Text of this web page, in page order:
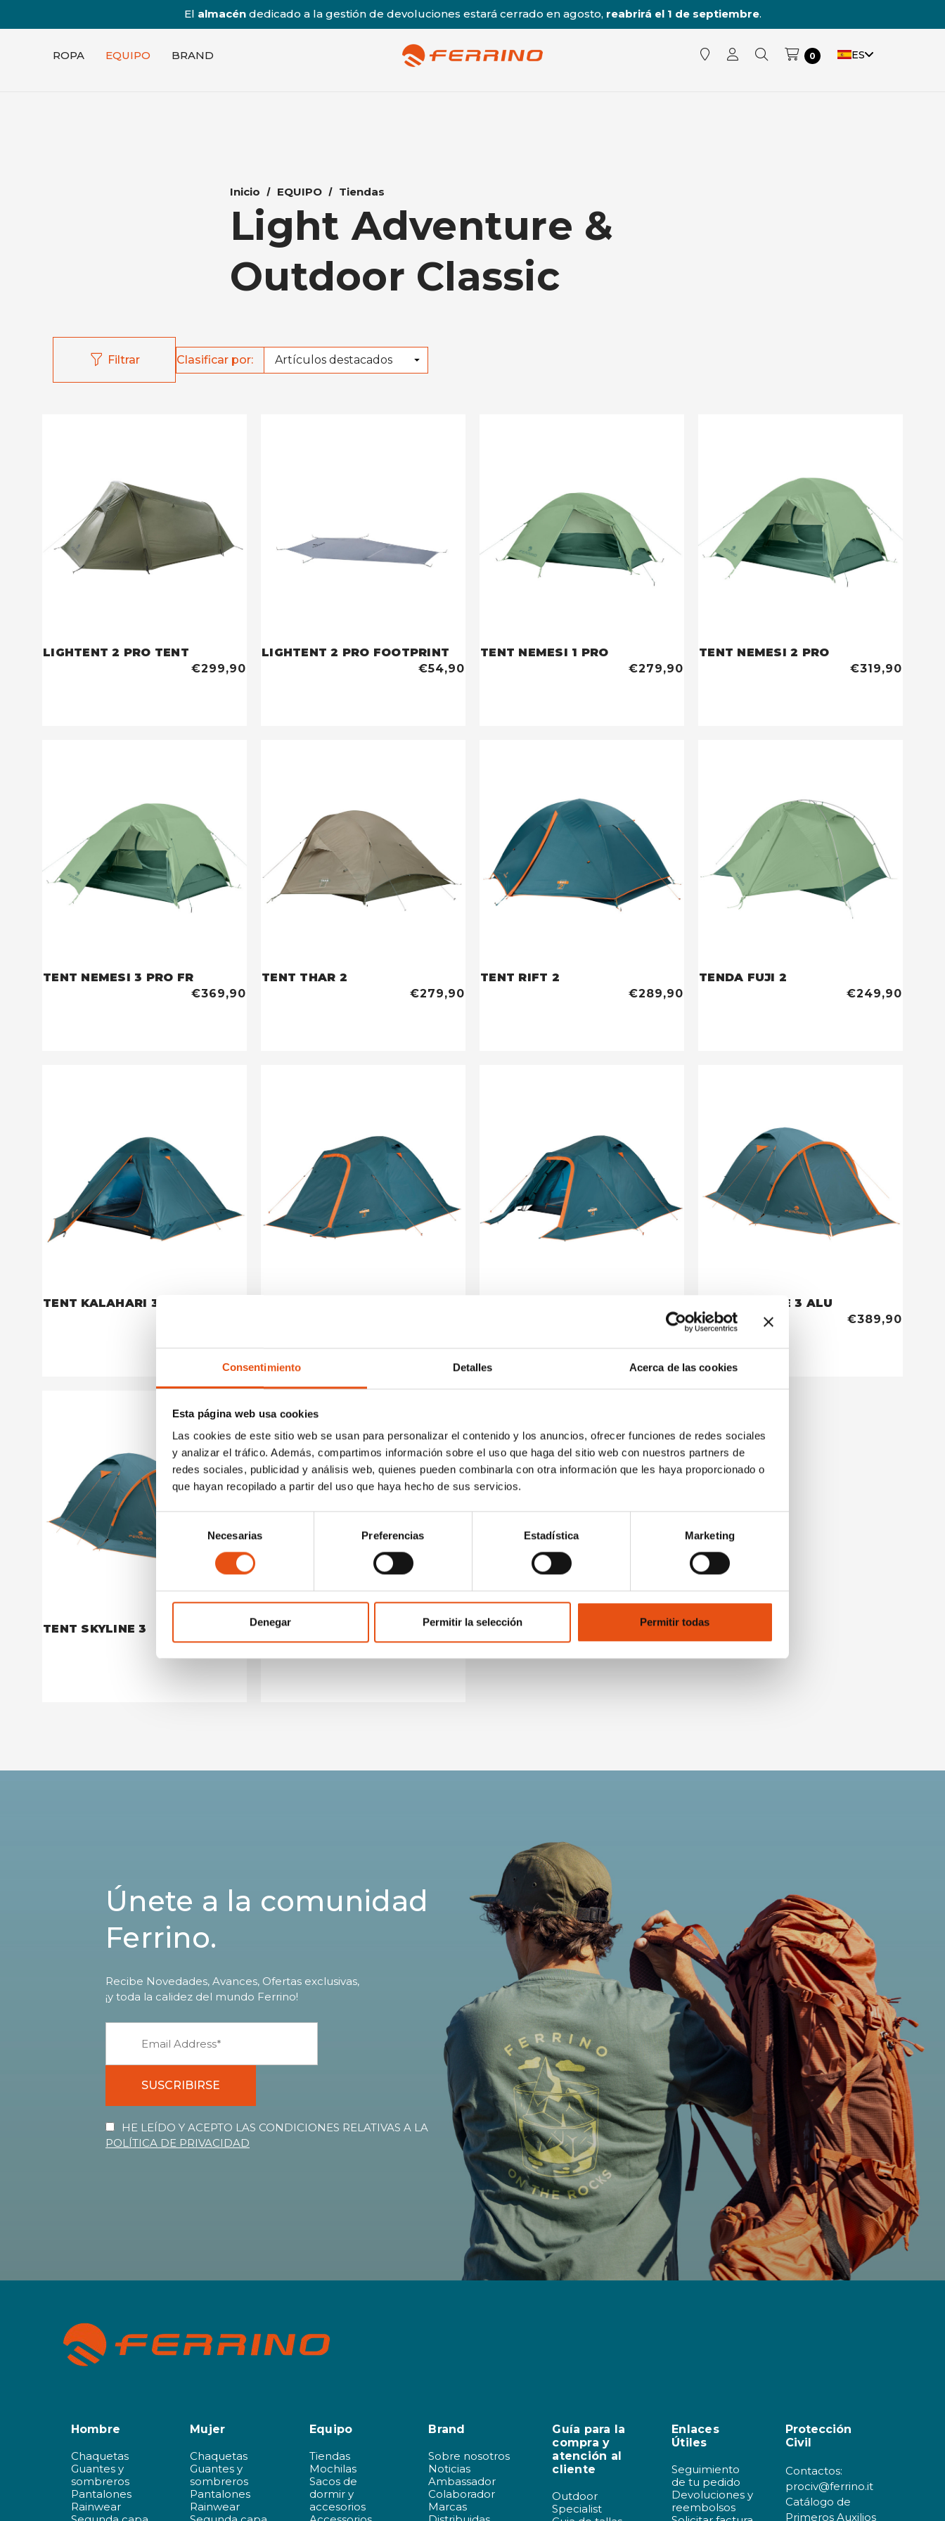
Consentimiento Detalles Acerca de las cookies
Esta página web usa cookies
Las cookies de este sitio web se usan para personalizar el contenido y los anuncios, ofrecer funciones de redes sociales
y analizar el tráfico. Además, compartimos información sobre el uso que haga del sitio web con nuestros partners de
redes sociales, publicidad y análisis web, quienes pueden combinarla con otra información que les haya proporcionado o
que hayan recopilado a partir del uso que haya hecho de sus servicios.
Selección
consentimiento
Necesarias Preferencias Estadística Marketing
Denegar Permitir la selección Permitir todas
El almacéndedicado a la gestión de devoluciones estará cerrado en agosto, reabrirá el 1 de septiembre.
ROPA EQUIPO BRAND 0 ES
Inicio EQUIPO Tiendas
Light Adventure &
Outdoor Classic
Filtrar Clasificar por:
LIGHTENT 2 PRO TENT
€299,90
LIGHTENT 2 PRO FOOTPRINT
€54,90
TENT NEMESI 1 PRO
€279,90
TENT NEMESI 2 PRO
€319,90
TENT NEMESI 3 PRO FR
€369,90
TENT THAR 2
€279,90
TENT RIFT 2
€289,90
TENDA FUJI 2
€249,90
TENT KALAHARI 3
€379,90
TENT SKYLINE 3 ALU
€389,90
TENT SKYLINE 3
€349,90
TENT SHABA 3
€459,90
Únete a la comunidad
Ferrino.
Recibe Novedades, Avances, Ofertas exclusivas,
¡y toda la calidez del mundo Ferrino!
SUSCRIBIRSE
HE LEÍDO Y ACEPTO LAS CONDICIONES RELATIVAS A LA
POLÍTICA DE PRIVACIDAD
Hombre
Chaquetas
Guantes y
sombreros
Pantalones
Rainwear
Mujer
Chaquetas
Guantes y
sombreros
Pantalones
Rainwear
Equipo
Tiendas
Mochilas
Sacos de
dormir y
accesorios
Brand
Sobre nosotros
Noticias
Ambassador
Colaborador
Marcas
Guía para la
compra y
atención al
cliente
Outdoor
Specialist
Enlaces
Útiles
Seguimiento
de tu pedido
Devoluciones y
reembolsos
Protección
Civil
Contactos:
prociv@ferrino.it
Catálogo de
Primeros Auxilios